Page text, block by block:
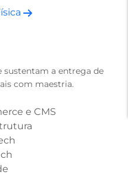
sustentam a entrega de
com maestria.
e CMS